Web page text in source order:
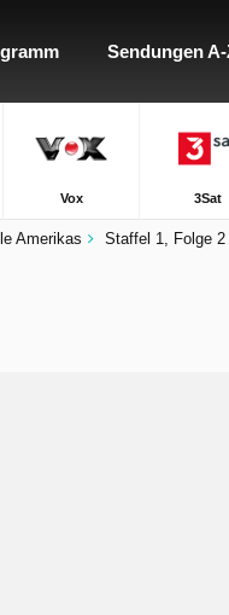
Sendungen
Vox 3Sat
Amerikas Staffel 1, Folge